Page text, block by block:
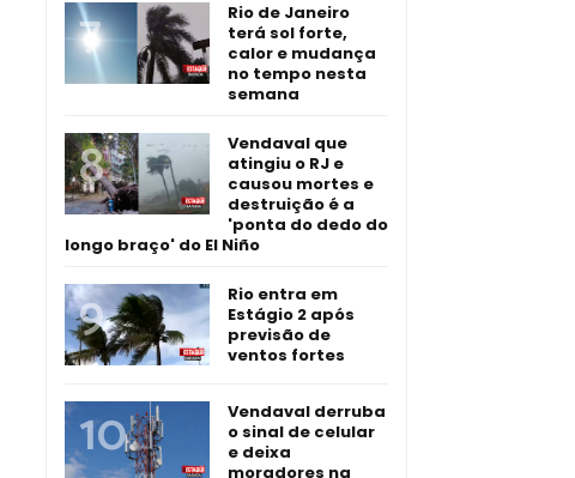
Rio de Janeiro
terá sol forte,
calor e mudança
no tempo nesta
semana
Vendaval que
atingiu o RJ e
causou mortes e
destruição é a
'ponta do dedo do
longo braço' do El Niño
Rio entra em
Estágio 2 após
previsão de
ventos fortes
Vendaval derruba
o sinal de celular
e deixa
moradores na